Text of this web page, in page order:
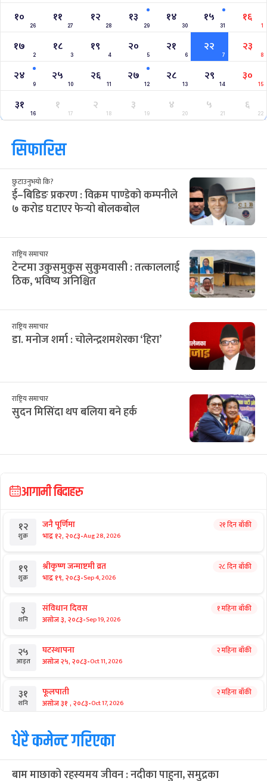
१०
26
११
27
१२
28
१३
29
१४
30
१५
31
१६
1
१७
2
१८
3
१९
4
२०
5
२१
6
२२
7
२३
8
२४
9
२५
10
२६
11
२७
12
२८
13
२९
14
३०
15
३१
16
१
17
२
18
३
19
४
20
५
21
६
22
सिफारिस
छुटाउनुभयो कि?
ई–बिडिङ प्रकरण : विक्रम पाण्डेको कम्पनीले
७ करोड घटाएर फेर्‍यो बोलकबोल
राष्ट्रिय समाचार
टेन्टमा उकुसमुकुस सुकुमवासी : तत्काललाई
ठिक, भविष्य अनिश्चित
राष्ट्रिय समाचार
डा. मनोज शर्मा : चोलेन्द्रशमशेरका ‘हिरा’
राष्ट्रिय समाचार
सुदन मिसिंदा थप बलिया बने हर्क
आगामी बिदाहरु
१२
शुक्र
जनै पूर्णिमा
भाद्र १२, २०८३-Aug 28, 2026
२१ दिन बाँकी
१९
शुक्र
श्रीकृष्ण जन्माष्टमी व्रत
भाद्र १९, २०८३-Sep 4, 2026
२८ दिन बाँकी
३
शनि
संविधान दिवस
असोज ३, २०८३-Sep 19, 2026
१ महिना बाँकी
२५
आइत
घटस्थापना
असोज २५, २०८३-Oct 11, 2026
२ महिना बाँकी
३१
शनि
फूलपाती
असोज ३१ , २०८३-Oct 17, 2026
२ महिना बाँकी
१
आइत
कार्तिक सङ्क्रान्ति
कार्तिक १, २०८३-Oct 18, 2026
३ महानवमी २ महिना बाँकी
धेरै कमेन्ट गरिएका
बाम माछाको रहस्यमय जीवन : नदीका पाहुना, समुद्रका